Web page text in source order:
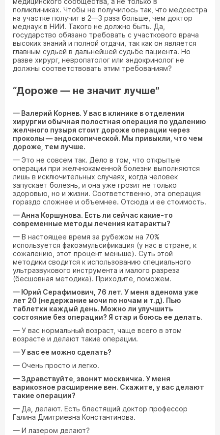
поликлиниках. Чтобы не получилось так, что медсестра
на участке получит в 2—3 раза больше, чем доктор
меднаук в НИИ. Такого не должно быть. Да,
государство обязано требовать с участкового врача
высоких знаний и полной отдачи, так как он является
главным судьей в дальнейшей судьбе пациента. Но
разве хирург, невропатолог или эндокринолог не
должны соответствовать этим требованиям?
“Дороже — не значит лучше”
— Валерий Корнев. У вас в клинике в отделении
хирургии обычная полостная операция по удалению
желчного пузыря стоит дороже операции через
проколы — эндоскопической. Мы привыкли, что чем
дороже, тем лучше.
— Это не совсем так. Дело в том, что открытые
операции при желчнокаменной болезни выполняются
лишь в исключительных случаях, когда человек
запускает болезнь, и она уже грозит не только
здоровью, но и жизни. Соответственно, эта операция
гораздо сложнее и объемнее. Отсюда и ее стоимость.
— Анна Коршунова. Есть ли сейчас какие-то
современные методы лечения катаракты?
— В настоящее время за рубежом на 70%
используется факоэмульсификация (у нас в стране, к
сожалению, этот процент меньше). Суть этой
методики сводится к использованию специального
ультразвукового инструмента и малого разреза
(бесшовная методика). Приходите, поможем.
— Юрий Серафимович, 76 лет. У меня аденома уже
лет 20 (недержание мочи по ночам и т.д). Пью
таблетки каждый день. Можно ли улучшить
состояние без операции? Я стар и боюсь ее делать.
— У вас нормальный возраст, чаще всего в этом
возрасте и делают такие операции.
— У вас ее можно сделать?
— Очень просто и легко.
— Здравствуйте, звонит москвичка. У меня
варикозное расширение вен. Скажите, у вас делают
такие операции?
— Да, делают. Есть блестящий доктор профессор
Галина Дмитриевна Константинова.
— И лазером делают?